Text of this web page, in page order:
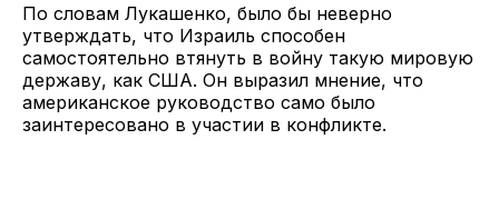
По словам Лукашенко, было бы неверно
утверждать, что Израиль способен
самостоятельно втянуть в войну такую мировую
державу, как США. Он выразил мнение, что
американское руководство само было
заинтересовано в участии в конфликте.